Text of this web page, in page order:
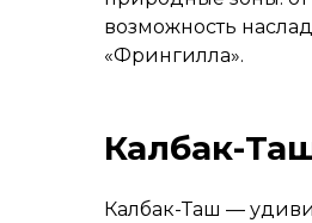
возможность
«Фрингилла».
Калбак-
Калбак-Таш —